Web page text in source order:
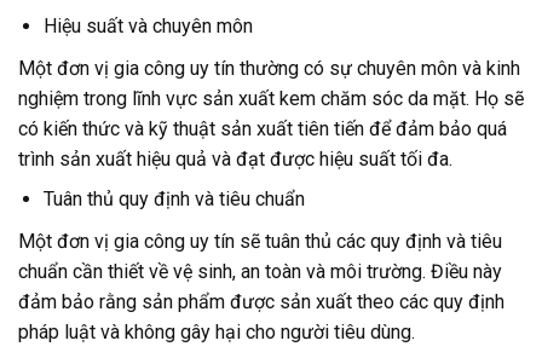
Hiệu suất và chuyên môn
Một đơn vị gia công uy tín thường có sự chuyên môn và kinh
nghiệm trong lĩnh vực sản xuất kem chăm sóc da mặt. Họ sẽ
có kiến thức và kỹ thuật sản xuất tiên tiến để đảm bảo quá
trình sản xuất hiệu quả và đạt được hiệu suất tối đa.
Tuân thủ quy định và tiêu chuẩn
Một đơn vị gia công uy tín sẽ tuân thủ các quy định và tiêu
chuẩn cần thiết về vệ sinh, an toàn và môi trường. Điều này
đảm bảo rằng sản phẩm được sản xuất theo các quy định
pháp luật và không gây hại cho người tiêu dùng.